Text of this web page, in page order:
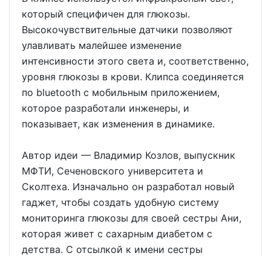
который специфичен для глюкозы.
Высокочувствительные датчики позволяют
улавливать малейшее изменение
интенсивности этого света и, соответственно,
уровня глюкозы в крови. Клипса соединяется
по bluetooth с мобильным приложением,
которое разработали инженеры, и
показывает, как изменения в динамике.
Автор идеи — Владимир Козлов, выпускник
МФТИ, Сеченовского университета и
Сколтеха. Изначально он разработал новый
гаджет, чтобы создать удобную систему
мониторинга глюкозы для своей сестры Ани,
которая живет с сахарным диабетом с
детства. С отсылкой к имени сестры